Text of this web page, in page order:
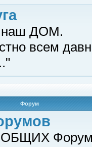
наш ДОМ.
всем
Форум
ОБЩИХ